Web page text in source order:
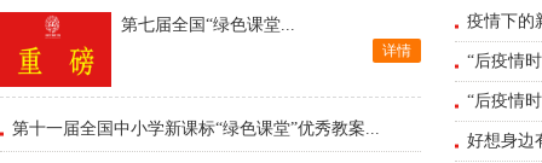
第七届全国“绿色课堂...
详情
第十一届全国中小学新课标“绿色课堂”优秀教案...
疫情下
“后疫情
“后疫情
好想身边